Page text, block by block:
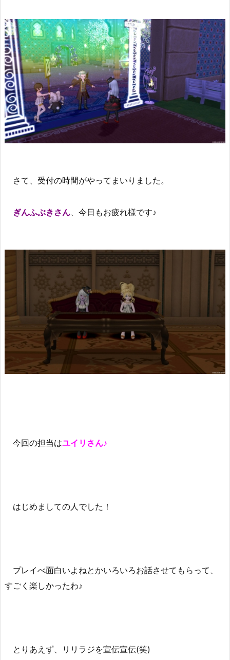
さて、受付の時間がやってまいりました。
ぎんふぶきさん、今日もお疲れ様です♪
今回の担当はユイリさん♪
はじめましての人でした！
プレイべ面白いよねとかいろいろお話させてもらって、
すごく楽しかったわ♪
とりあえず、リリラジを宣伝宣伝(笑)